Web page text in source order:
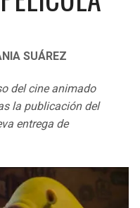
SUÁREZ
del cine animado
la publicación del
entrega de